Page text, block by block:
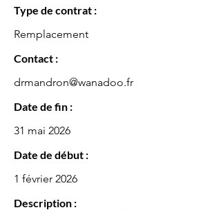
Type de contrat :
Remplacement
Contact :
drmandron@wanadoo.fr
Date de fin :
31 mai 2026
Date de début :
1 février 2026
Description :